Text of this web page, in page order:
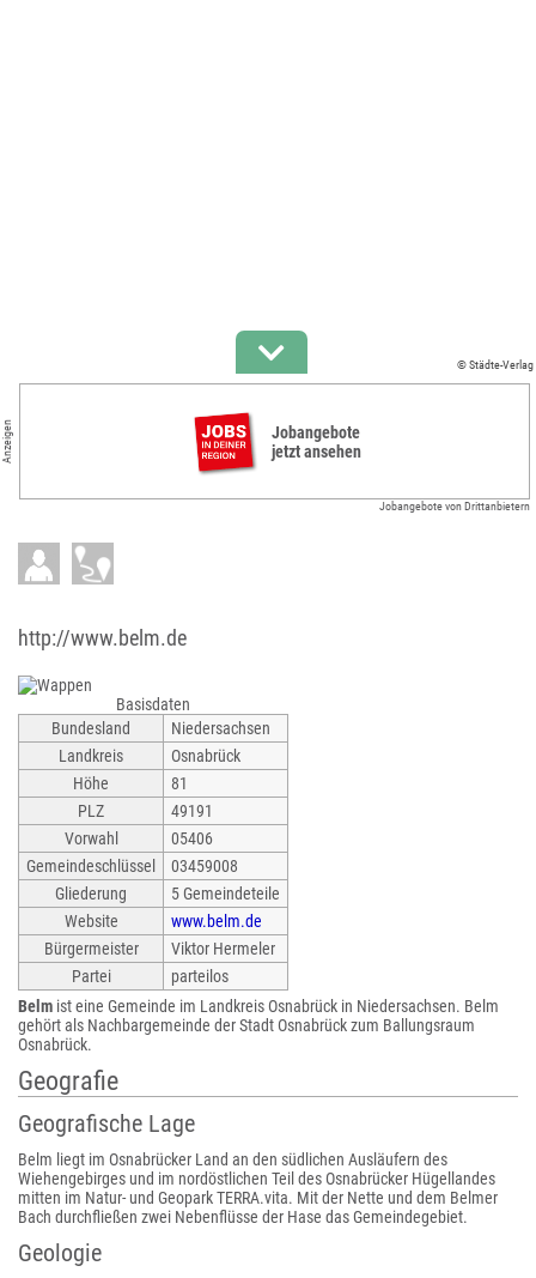
© Städte-Verlag
Anzeigen
Jobangebote
jetzt ansehen
Jobangebote von Drittanbietern
http://www.belm.de
Basisdaten
Bundesland
Niedersachsen
Landkreis
Osnabrück
Höhe
81
PLZ
49191
Vorwahl
05406
Gemeindeschlüssel
03459008
Gliederung
5 Gemeindeteile
Website
www.belm.de
Bürgermeister
Viktor Hermeler
Partei
parteilos
Belm ist eine Gemeinde im Landkreis Osnabrück in Niedersachsen. Belm
gehört als Nachbargemeinde der Stadt Osnabrück zum Ballungsraum
Osnabrück.
Geografie
Geografische Lage
Belm liegt im Osnabrücker Land an den südlichen Ausläufern des
Wiehengebirges und im nordöstlichen Teil des Osnabrücker Hügellandes
mitten im Natur- und Geopark TERRA.vita. Mit der Nette und dem Belmer
Bach durchfließen zwei Nebenflüsse der Hase das Gemeindegebiet.
Geologie